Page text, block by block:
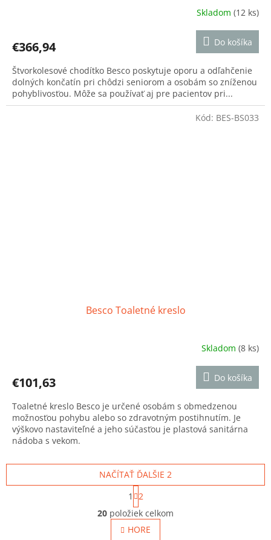
je
z
5
hviezdičiek.
Skladom(12 ks)
€366,94 Do košíka
Štvorkolesové chodítko Besco poskytuje oporu a odľahčenie
dolných končatín pri chôdzi seniorom a osobám so zníženou
pohyblivosťou. Môže sa používať aj pre pacientov pri...
Besco Toaletné kreslo
je
z
5
hviezdičiek.
Skladom(8 ks)
€101,63 Do košíka
Toaletné kreslo Besco je určené osobám s obmedzenou
možnosťou pohybu alebo so zdravotným postihnutím. Je
výškovo nastaviteľné a jeho súčasťou je plastová sanitárna
nádoba s vekom.
Kód: BES-BS033
O
v
l
NAČÍTAŤ ĎALŠIE 2
S
t
r
á
n
1
2
20 položiek celkom
HORE